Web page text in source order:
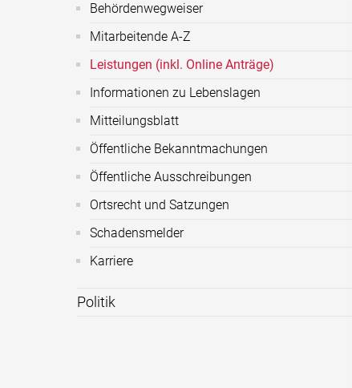
Behördenwegweiser
Mitarbeitende A-Z
Leistungen (inkl. Online Anträge)
Informationen zu Lebenslagen
Mitteilungsblatt
Öffentliche Bekanntmachungen
Öffentliche Ausschreibungen
Ortsrecht und Satzungen
Schadensmelder
Karriere
Politik